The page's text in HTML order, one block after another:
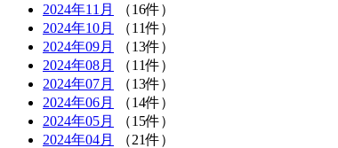
2024年11月
（16件）
2024年10月
（11件）
2024年09月
（13件）
2024年08月
（11件）
2024年07月
（13件）
2024年06月
（14件）
2024年05月
（15件）
2024年04月
（21件）